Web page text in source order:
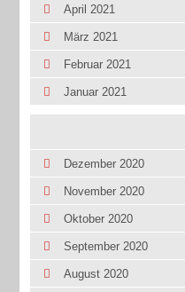
April 2021
März 2021
Februar 2021
Januar 2021
Dezember 2020
November 2020
Oktober 2020
September 2020
August 2020